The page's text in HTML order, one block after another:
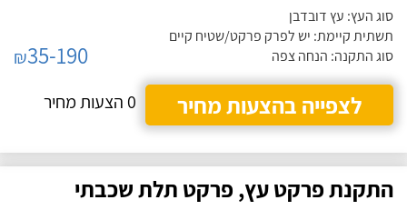
סוג העץ: עץ דובדבן
תשתית קיימת: יש לפרק פרקט/שטיח קיים
סוג התקנה: הנחה צפה
₪35-190
לצפייה בהצעות מחיר
0 הצעות מחיר
התקנת פרקט עץ, פרקט תלת שכבתי